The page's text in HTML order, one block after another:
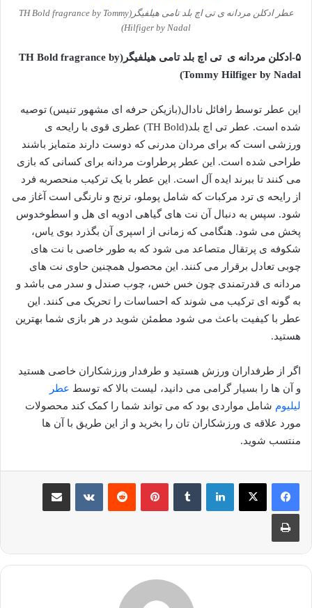
عطر ادکلن مردانه ی تی اچ بلد تامی هیلفیگر(TH Bold fragrance by Tommy
Hilfiger by Nadal)
۵-ادکلن مردانه ی تی اچ بلد تامی هیلفیگر(TH Bold fragrance by
Tommy Hilfiger by Nadal)
این عطر توسط رافائل نادال(بازیکن حرفه ای مشهور تنیس) توصیه
شده است. عطر تی اچ بلد(TH Bold) عطری قوی با رایحه ی
ورزشی است که برای مردان مدرنی که دوست دارند متمایز باشند
طراحی شده است. این عطر پرطراوت مردانه برای کسانی که بازی
می کنند تا ببرند ایده آل است. این عطر با یک ترکیب منحصربه فرد
از رایحه ی ترد مرکبات که شامل پوملو، ترنج و نارنگی است آغاز می
شود. سپس به دنبال آن نت های گیاهی ادویه ای هل و اسطوخدوس
پخش می شود. هنگامی که زمانی از اسپری آن بگذرد بوی یاس،
شکوفه ی پرتقال متصاعد می شود که به طور خاصی با نت های
چوبی تعادل برقرار می کنند. این محصول همچنین حاوی نت های
مردانه ی قدرتمندی چون خس خس، چوب صندل و سدر می باشد و
به گونه ای ترکیب می شوند که احساسات را تحریک می کنند. این
عطر با کیفیت باعث می شود مطمئن شوید در هر بازی شما بهترین
هستید.
اگر از طرفداران ورزش هستید و طرفدار ورزشکاران خاصی هستید
و آن ها را بسیار گرامی می دانید، لیست بالا که توسط عطر
لیلیوم شامل مواردی بود که می تواند شما را کمک کند محصولات
مورد علاقه ی ورزشکاران تان را بخرید و از این طریق با آن ها
منتسب شوید.
لینکدین ‫تامبلر ‫پین‌ترست‫رددیت ‫VKontakteاشتراک گذاری از طریق ایمیل
چاپ